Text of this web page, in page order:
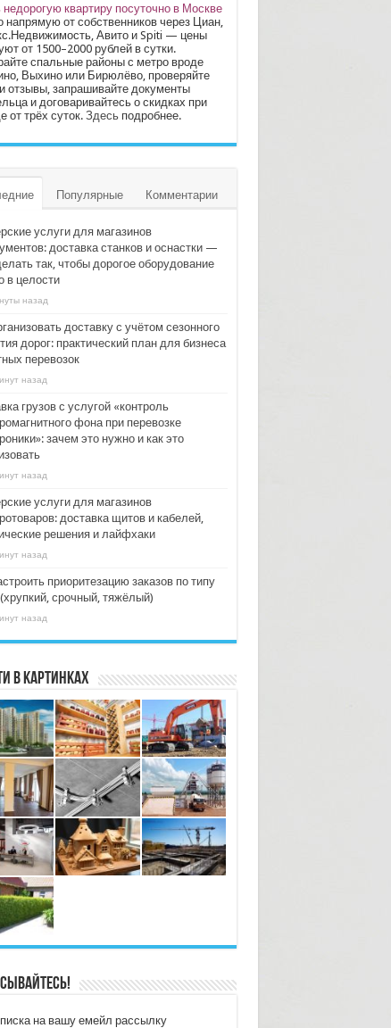
недорогую квартиру посуточно в Москве
напрямую от собственников через Циан,
Авито и Spiti — цены
от 1500–2000 рублей в сутки.
спальные районы с метро вроде
Выхино или Бирюлёво, проверяйте
отзывы, запрашивайте документы
и договаривайтесь о скидках при
от трёх суток. Здесьподробнее.
Популярные Комментарии
услуги для магазинов
доставка станков и оснастки —
так, чтобы дорогое оборудование
в целости
назад
доставку с учётом сезонного
дорог: практический план для бизнеса
перевозок
назад
грузов с услугой «контроль
фона при перевозке
зачем это нужно и как это
назад
услуги для магазинов
доставка щитов и кабелей,
решения и лайфхаки
назад
приоритезацию заказов по типу
(хрупкий, срочный, тяжёлый)
назад
в картинках
на вашу емейл рассылку